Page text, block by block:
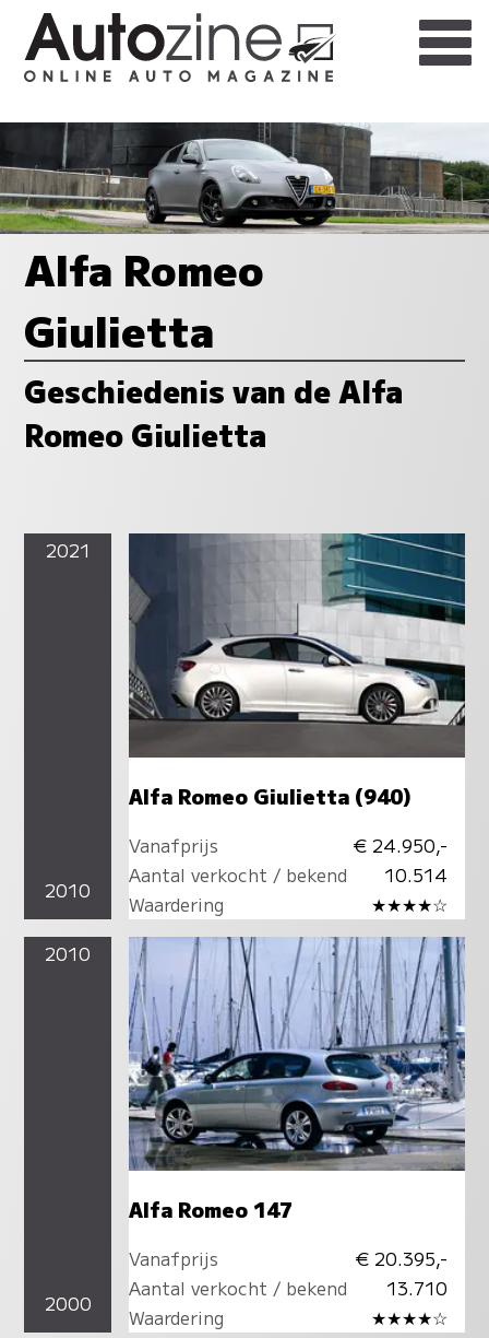
Alfa Romeo
Giulietta
Geschiedenis van de Alfa
Romeo Giulietta
2021
2010
Alfa Romeo Giulietta (940)
Vanafprijs
€ 24.950,-
Aantal verkocht / bekend
10.514
Waardering
★★★★☆
2010
2000
Alfa Romeo 147
Vanafprijs
€ 20.395,-
Aantal verkocht / bekend
13.710
Waardering
★★★★☆